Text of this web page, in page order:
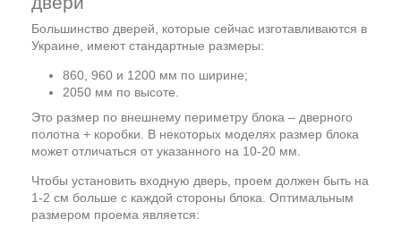
Большинство дверей, которые сейчас изготавливаются в
Украине, имеют стандартные размеры:
860, 960 и 1200 мм по ширине;
2050 мм по высоте.
Это размер по внешнему периметру блока – дверного
полотна + коробки. В некоторых моделях размер блока
может отличаться от указанного на 10-20 мм.
Чтобы установить входную дверь, проем должен быть на
1-2 см больше с каждой стороны блока. Оптимальным
размером проема является: